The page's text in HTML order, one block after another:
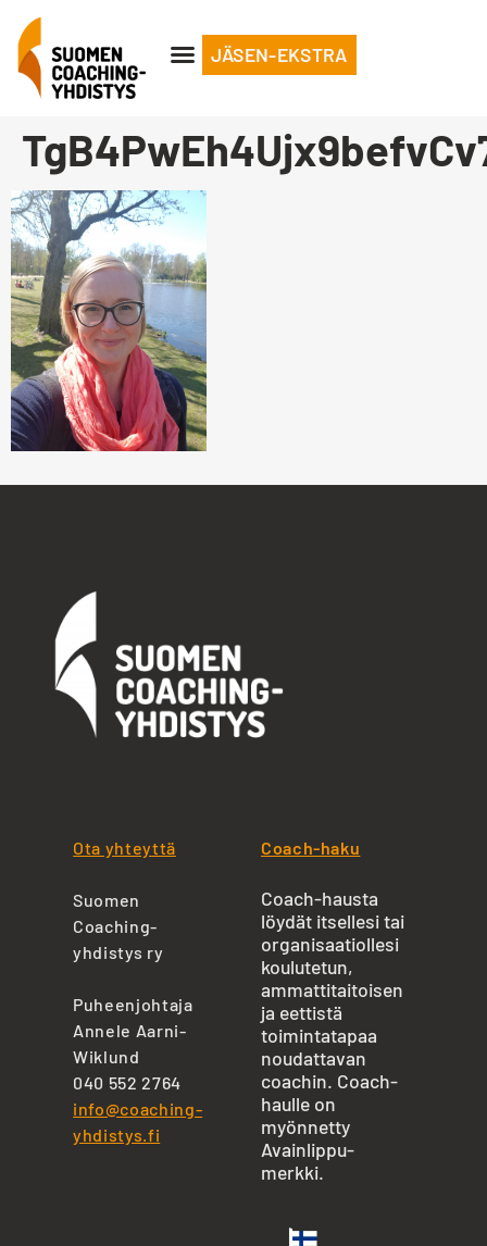
JÄSEN-EKSTRA
Ota yhteyttä
Suomen
Coaching-
yhdistys ry
Puheenjohtaja
Annele Aarni-
Wiklund
040 552 2764
info@coaching-
yhdistys.fi
Coach-haku
Coach-hausta
löydät itsellesi tai
organisaatiollesi
koulutetun,
ammattitaitoisen
ja eettistä
toimintatapaa
noudattavan
coachin. Coach-
haulle on
myönnetty
Avainlippu-
merkki.